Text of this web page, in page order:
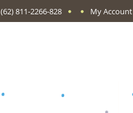
(62) 811-2266-828 My Account